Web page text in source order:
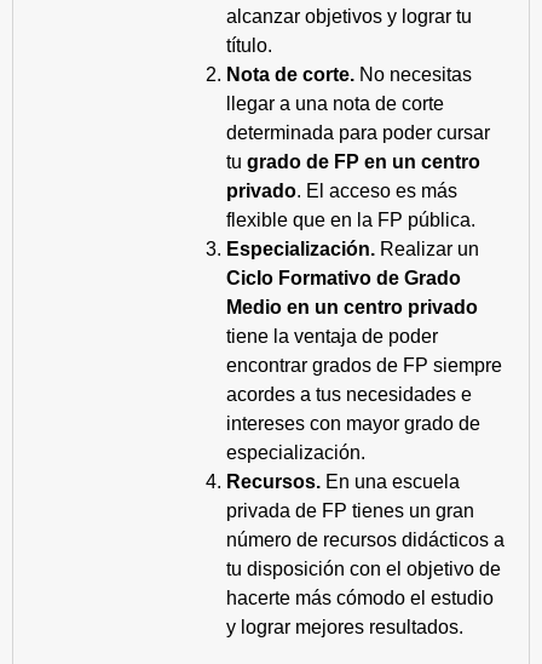
alcanzar objetivos y lograr tu
título.
Nota de corte. No necesitas
llegar a una nota de corte
determinada para poder cursar
tu grado de FP en un centro
privado. El acceso es más
flexible que en la FP pública.
Especialización. Realizar un
Ciclo Formativo de Grado
Medio en un centro privado
tiene la ventaja de poder
encontrar grados de FP siempre
acordes a tus necesidades e
intereses con mayor grado de
especialización.
Recursos. En una escuela
privada de FP tienes un gran
número de recursos didácticos a
tu disposición con el objetivo de
hacerte más cómodo el estudio
y lograr mejores resultados.